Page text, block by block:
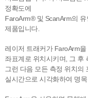
정확도에
FaroArm® 및 ScanArm의
제품입니다.
레이저 트래커가 FaroArm
좌표계로 위치시키며, 그 후
그런 다음 모든 측정 위치의
실시간으로 시각화하여 명